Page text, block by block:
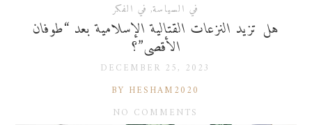
في السياسة, في الفكر
هل تزيد النزعات القتالية الإسلامية بعد “طوفان
الأقصى”؟
DECEMBER 25, 2023
BY HESHAM2020
NO COMMENTS